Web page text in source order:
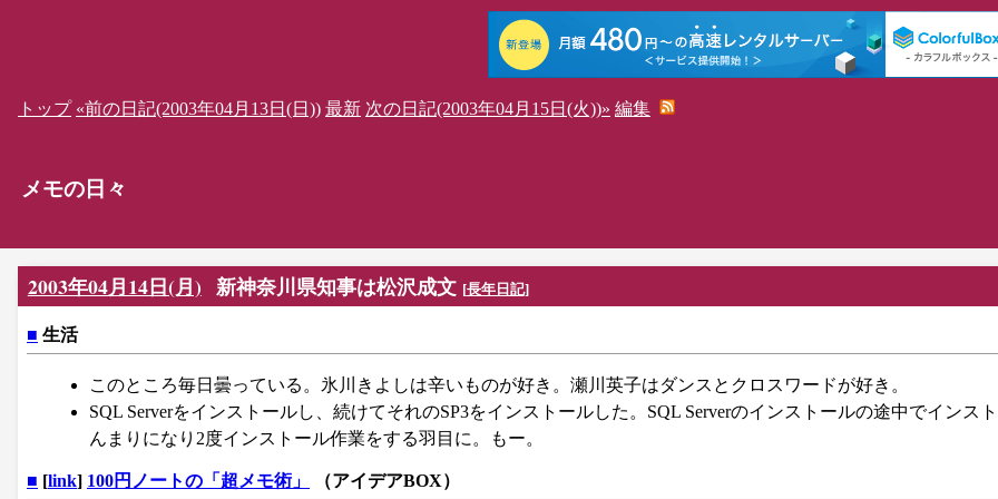
トップ «前の日記(2003年04月13日(日)) 最新 次の日記(2003年04月15日(火))» 編集
メモの日々
2003年04月14日(月) 新神奈川県知事は松沢成文 [長年日記]
■ 生活
このところ毎日曇っている。氷川きよしは辛いものが好き。瀬川英子はダンスとクロスワードが好き。
SQL Serverをインストールし、続けてそれのSP3をインストールした。SQL Serverのインストールの途中でインス
んまりになり2度インストール作業をする羽目に。もー。
■ [link] 100円ノートの「超メモ術」 （アイデアBOX）